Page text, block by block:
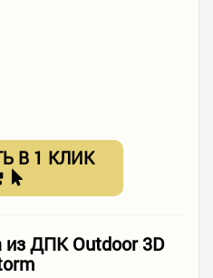
В 1 КЛИК
из ДПК Outdoor 3D